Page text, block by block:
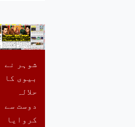
شوہر نے
بیوی کا
حلالہ
دوست سے
کروایا